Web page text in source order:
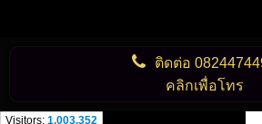
ติดต่อ
คลิกเพื่อโทร
Visitors: 1,003,352